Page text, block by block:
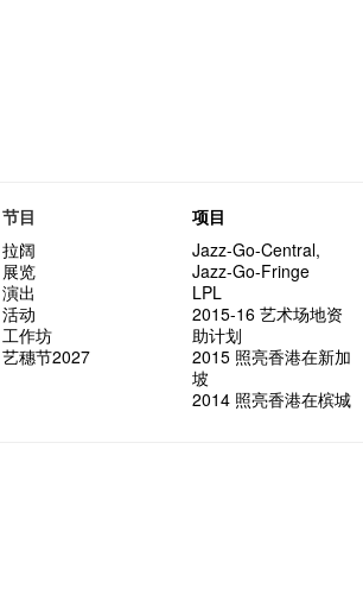
节目
拉阔
展览
演出
活动
工作坊
艺穗节2027
项目
Jazz-Go-Central,
Jazz-Go-Fringe
LPL
2015-16 艺术场地资
助计划
2015 照亮香港在新加
坡
2014 照亮香港在槟城